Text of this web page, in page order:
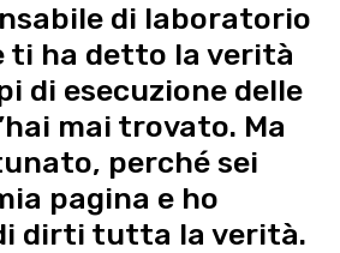
di laboratorio
ti ha detto la verità
di esecuzione delle
mai trovato. Ma
perché sei
pagina e ho
dirti tutta la verità.